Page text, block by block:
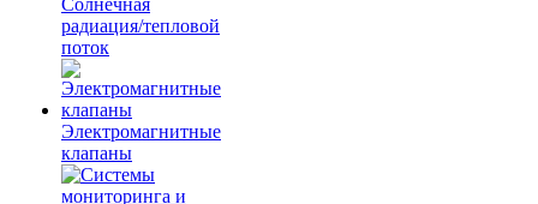
Солнечная
радиация/тепловой
поток
Электромагнитные
клапаны